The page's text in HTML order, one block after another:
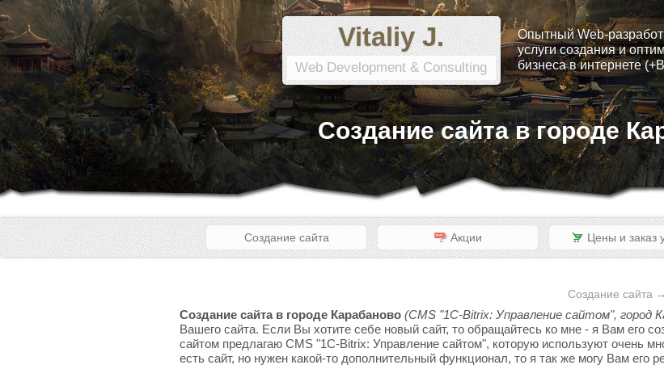
Vitaliy J.
Web Development & Consulting
Опытный Web-
услуги создания и
бизнеса в интернете
Создание сайта в городе
Создание сайта Акции Цены и заказ
Создание сайта
Создание сайта в городе Карабаново (CMS "1C-Bitrix: Управление сайтом", город
Вашего сайта. Если Вы хотите себе новый сайт, то обращайтесь ко мне - я Вам его
сайтом предлагаю CMS "1C-Bitrix: Управление сайтом", которую используют очень
есть сайт, но нужен какой-то дополнительный функционал, то я так же могу Вам его